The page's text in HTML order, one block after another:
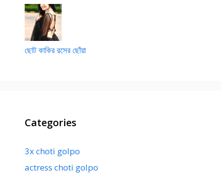
ছোট কাকির রসের ছোঁয়া
Categories
3x choti golpo
actress choti golpo